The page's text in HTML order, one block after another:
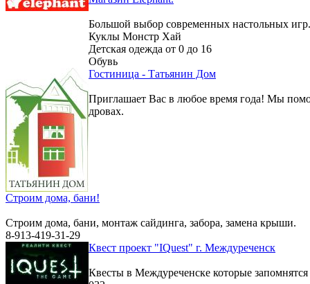
Большой выбор современных настольных игр.
Куклы Монстр Хай
Детская одежда от 0 до 16
Обувь
Гостиница - Татьянин Дом
Приглашает Вас в любое время года! Мы
дровах.
Строим дома, бани!
Строим дома, бани, монтаж сайдинга, забора, замена крыши.
8-913-419-31-29
Квест проект "IQuest" г. Междуреченск
Квесты в Междуреченске которые